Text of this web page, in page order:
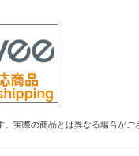
実際の商品とは異なる場合がご